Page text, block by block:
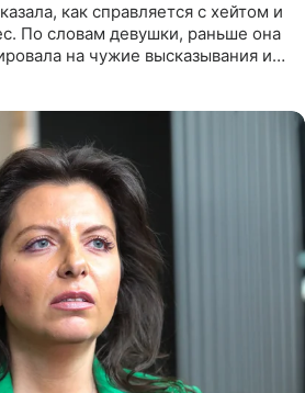
как справляется с хейтом и
По словам девушки, раньше она
на чужие высказывания и